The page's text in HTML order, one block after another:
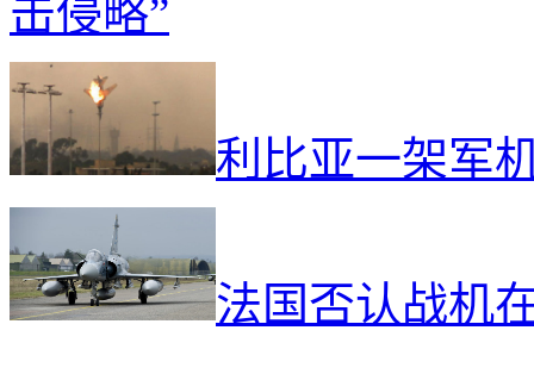
击侵略”
利比亚一架军
法国否认战机